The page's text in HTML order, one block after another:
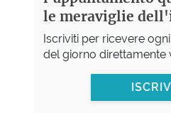
le meraviglie
Iscriviti per ricevere
del giorno direttamente